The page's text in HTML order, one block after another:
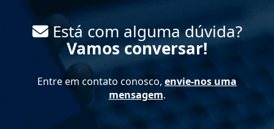
Está com alguma dúvida?
Vamos conversar!
Entre em contato conosco, envie-nos uma
mensagem.